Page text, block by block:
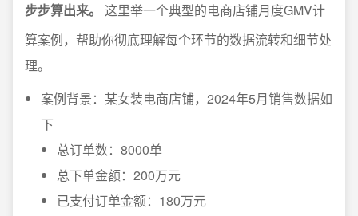
步步算出来。
这里举一个典型的电商店铺月度GMV计
算案例，帮助你彻底理解每个环节的数据流转和细节处
理。
案例背景：某女装电商店铺，2024年5月销售数据如
下
总订单数：8000单
总下单金额：200万元
已支付订单金额：180万元